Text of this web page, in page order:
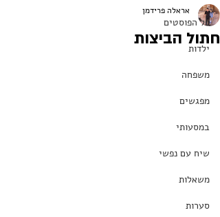
כל הפוסטים
ילדות
משפחה
מפגשים
במסעותי
שיח עם נפשי
משאלות
סערות
חתול הביצות
אראלה פרידמן